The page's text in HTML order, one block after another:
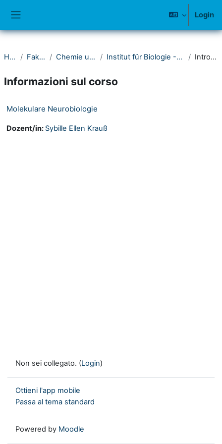
Login
Home Fakultät IV Chemie und Biologie Institut für Biologie - Fachwissenschaft Introduzione
Informazioni sul corso
Molekulare Neurobiologie
Dozent/in: Sybille Ellen Krauß
Non sei collegato. (Login)
Ottieni l'app mobile
Passa al tema standard
Powered by Moodle